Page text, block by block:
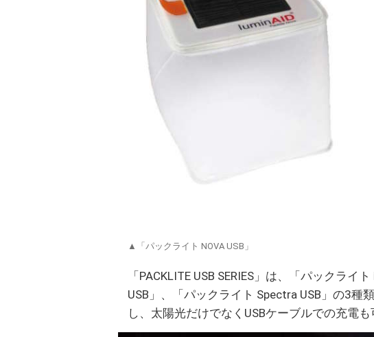
▲「パックライト NOVA USB」
「PACKLITE USB SERIES」は、「パックライ
USB」、「パックライト Spectra USB」の3種
し、太陽光だけでなくUSBケーブルでの充電も